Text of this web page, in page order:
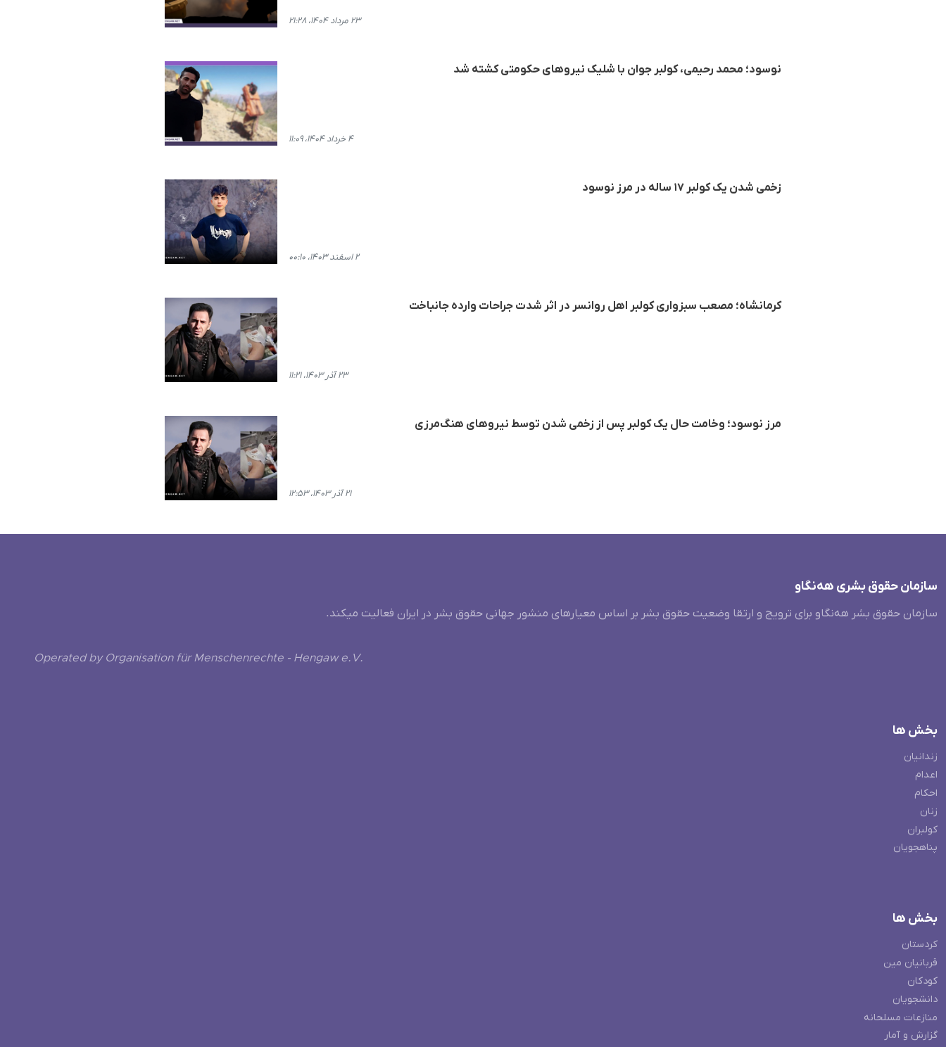
۲۳ مرداد ۱۴۰۴، ۲۱:۲۸
نوسود؛ محمد رحیمی، کولبر جوان با شلیک نیروهای حکومتی کشته شد
۴ خرداد ۱۴۰۴، ۱۱:۰۹
زخمی شدن یک کولبر ۱۷ ساله در مرز نوسود
۲ اسفند ۱۴۰۳، ۰۰:۱۰
کرمانشاه؛ مصعب سبزواری کولبر اهل روانسر در اثر شدت جراحات وارده جانباخت
۲۳ آذر ۱۴۰۳، ۱۱:۲۱
مرز نوسود؛ وخامت حال یک کولبر پس از زخمی شدن توسط نیروهای هنگ‌مرزی
۲۱ آذر ۱۴۰۳، ۱۲:۵۳
سازمان حقوق بشری هەنگاو
سازمان حقوق بشر هه‌نگاو برای ترویج و ارتقا وضعیت حقوق بشر بر اساس معیارهای منشور جهانی حقوق بشر در ایران فعالیت میکند.
Operated by Organisation für Menschenrechte - Hengaw e.V.
بخش ها
زندانیان
اعدام
احکام
زنان
کولبران
پناهجویان
بخش ها
کردستان
قربانیان مین
کودکان
دانشجویان
منازعات مسلحانه
گزارش و آمار